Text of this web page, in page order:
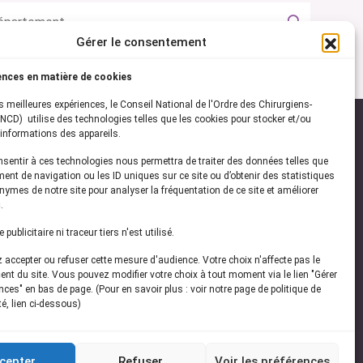
Gérer le consentement
en matière de cookies
meilleures expériences, le Conseil National de l'Ordre des Chirurgiens-
utilise des technologies telles que les cookies pour stocker et/ou
des appareils.
à ces technologies nous permettra de traiter des données telles que
de navigation ou les ID uniques sur ce site ou d’obtenir des statistiques
de notre site pour analyser la fréquentation de ce site et améliorer
publicitaire ni traceur tiers n'est utilisé.
accepter ou refuser cette mesure d'audience. Votre choix n'affecte pas le
du site. Vous pouvez modifier votre choix à tout moment via le lien "Gérer
en bas de page. (Pour en savoir plus : voir notre page de politique de
lien ci-dessous)
vous à notrenewsletter
les dernières actualités de l'ONCD